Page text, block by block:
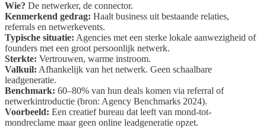
Wie? De netwerker, de connector.
Kenmerkend gedrag: Haalt business uit bestaande relaties,
referrals en netwerkevents.
Typische situatie: Agencies met een sterke lokale aanwezigheid of
founders met een groot persoonlijk netwerk.
Sterkte: Vertrouwen, warme instroom.
Valkuil: Afhankelijk van het netwerk. Geen schaalbare
leadgeneratie.
Benchmark: 60–80% van hun deals komen via referral of
netwerkintroductie (bron: Agency Benchmarks 2024).
Voorbeeld: Een creatief bureau dat leeft van mond-tot-
mondreclame maar geen online leadgeneratie opzet.